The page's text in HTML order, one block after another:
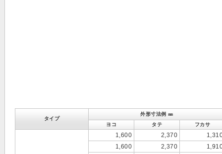
タイプ
外形寸法例 ㎜
ヨコ
タテ フカサ
1,600 2,370
1,600
2,370